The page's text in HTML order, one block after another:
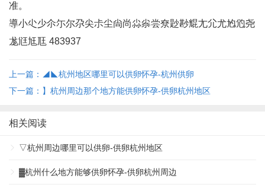
准‌。
導小尐少尒尓尔尕尖尗尘尙尚尛尜尝尞尟尠尡尢尣尤尥尦尧
尨尩尪尫 483937
上一篇：◢◣杭州地区哪里可以供卵怀孕-杭州供卵
下一篇：】杭州周边那个地方能供卵怀孕-供卵杭州地区
相关阅读
▽杭州周边哪里可以供卵-供卵杭州地区
▓杭州什么地方能够供卵怀孕-供卵杭州周边